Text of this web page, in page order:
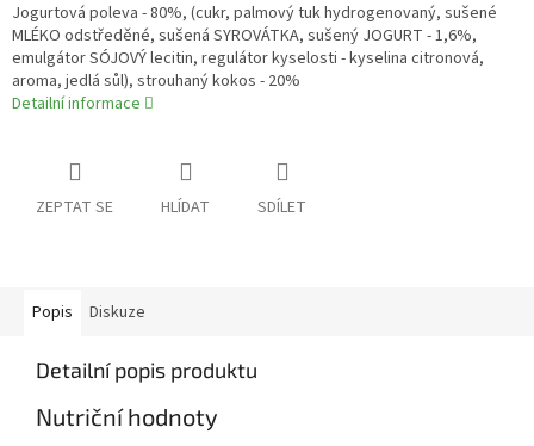
Jogurtová poleva - 80%, (cukr, palmový tuk hydrogenovaný, sušené
MLÉKO odstředěné, sušená SYROVÁTKA, sušený JOGURT - 1,6%,
emulgátor SÓJOVÝ lecitin, regulátor kyselosti - kyselina citronová,
aroma, jedlá sůl), strouhaný kokos - 20%
Detailní informace
ZEPTAT SE HLÍDAT SDÍLET
Popis Diskuze
Detailní popis produktu
Nutriční hodnoty